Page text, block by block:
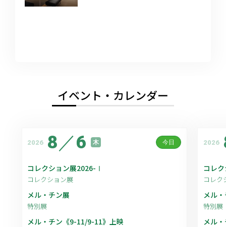
イベント・カレンダー
2026 8／6 木 今日
コレクション展2026-Ⅰ
コレクション展
メル・チン展
特別展
メル・チン《9-11/9-11》上映
2026
コレ
コレク
メル
特別展
メル